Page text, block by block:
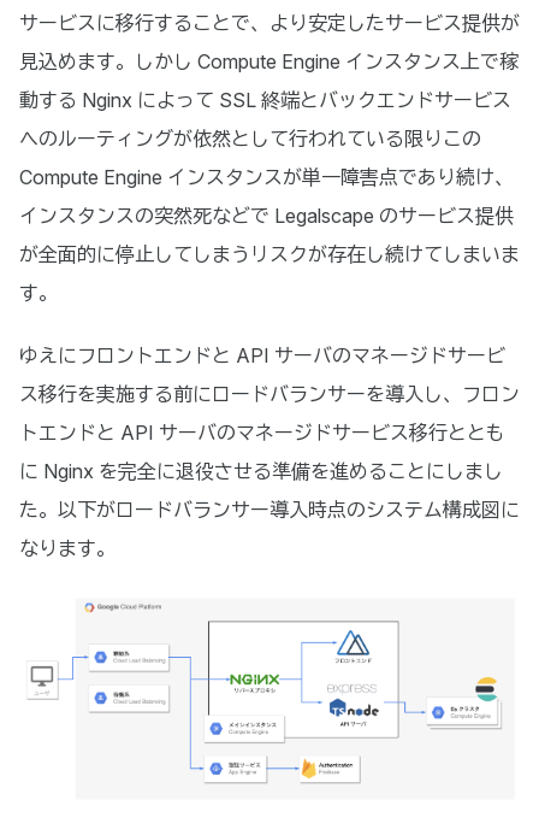
サービスに移行することで、より安定したサービス提供が
見込めます。しかし Compute Engine インスタンス上で稼
動する Nginx によって SSL 終端とバックエンドサービス
へのルーティングが依然として行われている限りこの
Compute Engine インスタンスが単一障害点であり続け、
インスタンスの突然死などで Legalscape のサービス提供
が全面的に停止してしまうリスクが存在し続けてしまいま
す。
ゆえにフロントエンドと API サーバのマネージドサービ
ス移行を実施する前にロードバランサーを導入し、フロン
トエンドと API サーバのマネージドサービス移行ととも
に Nginx を完全に退役させる準備を進めることにしまし
た。以下がロードバランサー導入時点のシステム構成図に
なります。